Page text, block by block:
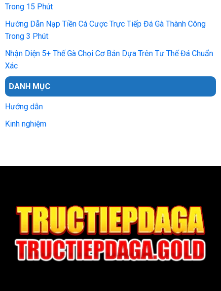
Trong 15 Phút
Hướng Dẫn Nạp Tiền Cá Cược Trực Tiếp Đá Gà Thành Công
Trong 3 Phút
Nhận Diện 5+ Thế Gà Chọi Cơ Bản Dựa Trên Tư Thế Đá Chuẩn
Xác
DANH MỤC
Hướng dẫn
Kinh nghiệm